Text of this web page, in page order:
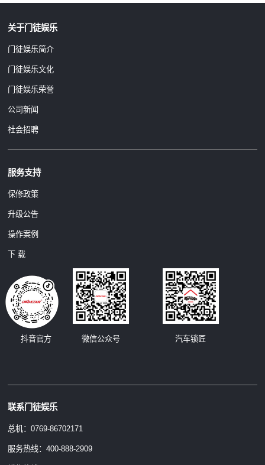
关于门徒娱乐
门徒娱乐简介
门徒娱乐文化
门徒娱乐荣誉
公司新闻
社会招聘
服务支持
保修政策
升级公告
操作案例
下 载
微信公众号
抖音官方 汽车锁匠
联系门徒娱乐
总机：0769-86702171
服务热线：400-888-2909